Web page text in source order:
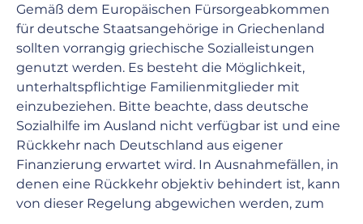
Gemäß dem Europäischen Fürsorgeabkommen
für deutsche Staatsangehörige in Griechenland
sollten vorrangig griechische Sozialleistungen
genutzt werden. Es besteht die Möglichkeit,
unterhaltspflichtige Familienmitglieder mit
einzubeziehen. Bitte beachte, dass deutsche
Sozialhilfe im Ausland nicht verfügbar ist und eine
Rückkehr nach Deutschland aus eigener
Finanzierung erwartet wird. In Ausnahmefällen, in
denen eine Rückkehr objektiv behindert ist, kann
von dieser Regelung abgewichen werden, zum